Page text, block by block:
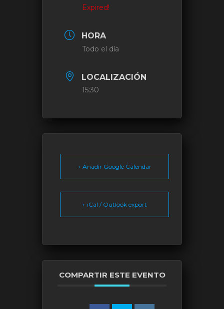
Expired!
HORA
Todo el día
LOCALIZACIÓN
15:30
+ Añadir Google Calendar
+ iCal / Outlook export
COMPARTIR ESTE EVENTO